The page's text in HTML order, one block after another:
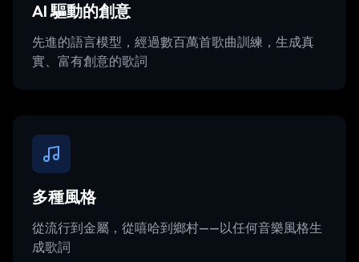
AI 驅動的創意
先進的語言模型，經過數百萬首歌曲訓練，生成真
實、富有創意的歌詞
多種風格
從流行到金屬，從嘻哈到鄉村——以任何音樂風格生
成歌詞